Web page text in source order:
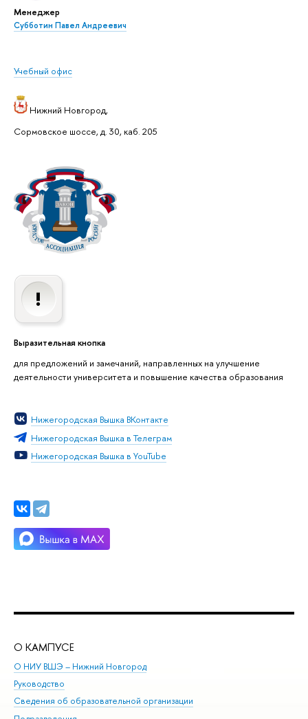
Менеджер
Субботин Павел Андреевич
Учебный офис
Нижний Новгород,
Сормовское шоссе, д. 30, каб. 205
Выразительная кнопка
для предложений и замечаний, направленных на улучшение
деятельности университета и повышение качества образования
Нижегородская Вышка ВКонтакте
Нижегородская Вышка в Телеграм
Нижегородская Вышка в YouTube
О КАМПУСЕ
О НИУ ВШЭ – Нижний Новгород
Руководство
Сведения об образовательной организации